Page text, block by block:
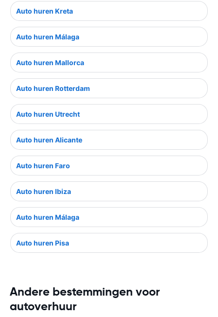
Auto huren Kreta
Auto huren Málaga
Auto huren Mallorca
Auto huren Rotterdam
Auto huren Utrecht
Auto huren Alicante
Auto huren Faro
Auto huren Ibiza
Auto huren Málaga
Auto huren Pisa
Andere bestemmingen voor
autoverhuur